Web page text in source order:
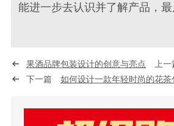
能进一步去认识并了解产品，最
果酒品牌包装设计的创意与亮点 上一
下一篇 如何设计一款年轻时尚的花茶